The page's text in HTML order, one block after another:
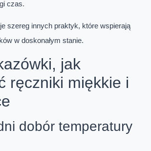
czas.
szereg innych praktyk, które wspierają
w doskonałym stanie.
jak
ręczniki miękkie i
dobór temperatury